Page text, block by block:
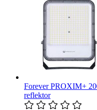
Forever PROXIM+
reflektor